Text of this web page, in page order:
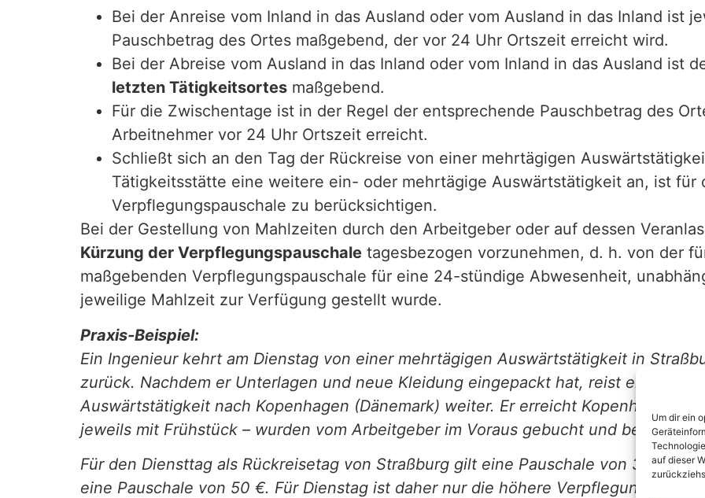
Um dir ein
auf dieser
Bei der Anreise vom Inland in das Ausland oder vom Ausland in das Inland ist
Pauschbetrag des Ortes maßgebend, der vor 24 Uhr Ortszeit erreicht wird.
Bei der Abreise vom Ausland in das Inland oder vom Inland in das Ausland ist
letzten Tätigkeitsortes maßgebend.
Für die Zwischentage ist in der Regel der entsprechende Pauschbetrag des
Arbeitnehmer vor 24 Uhr Ortszeit erreicht.
Schließt sich an den Tag der Rückreise von einer mehrtägigen
Tätigkeitsstätte eine weitere ein- oder mehrtägige Auswärtstätigkeit an, ist für
Verpflegungspauschale zu berücksichtigen.
Bei der Gestellung von Mahlzeiten durch den Arbeitgeber oder auf dessen
Kürzung der Verpflegungspauschale tagesbezogen vorzunehmen, d. h. von der
maßgebenden Verpflegungspauschale für eine 24-stündige Abwesenheit,
jeweilige Mahlzeit zur Verfügung gestellt wurde.
Praxis-Beispiel:
Ein Ingenieur kehrt am Dienstag von einer mehrtägigen Auswärtstätigkeit in
zurück. Nachdem er Unterlagen und neue Kleidung eingepackt hat, reist er zu
Auswärtstätigkeit nach Kopenhagen (Dänemark) weiter. Er erreicht Kopenhagen
jeweils mit Frühstück – wurden vom Arbeitgeber im Voraus gebucht und bezahlt.
Für den Diensttag als Rückreisetag von Straßburg gilt eine Pauschale von 36 €
eine Pauschale von 50 €. Für Dienstag ist daher nur die höhere